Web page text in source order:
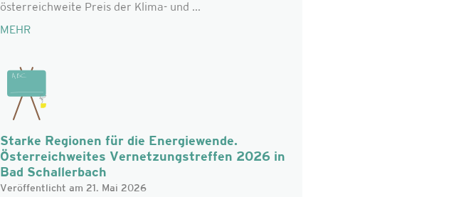
österreichweite Preis der Klima- und ...
MEHR
Starke Regionen für die Energiewende.
Österreichweites Vernetzungstreffen 2026 in
Bad Schallerbach
Veröffentlicht am 21. Mai 2026